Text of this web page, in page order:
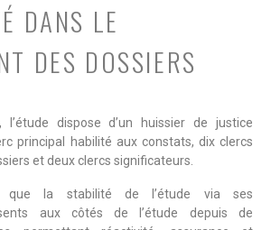
DANS LE
DES DOSSIERS
l’étude dispose d’un huissier de justice
principal habilité aux constats, dix clercs
et deux clercs significateurs.
que la stabilité de l’étude via ses
aux côtés de l’étude depuis de